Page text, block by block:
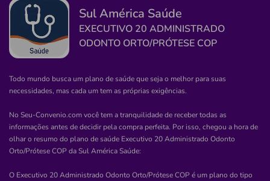
Clineoffice
DOM GIOCONDO-RIO BRANCO/AC
Rua Rio de Janeiro, 287, Dom Giocondo, Rio Branco -
AC, 69900312
Não possui pronto atendimento
(68)3026-7500
goncalves faria comercio
servicos
Clínica
Sul América Saúde
EXECUTIVO 20 ADMINISTRADO
ODONTO ORTO/PRÓTESE COP
Todo mundo busca um plano de saúde que seja o melhor para suas
necessidades, mas cada um tem as próprias exigências.
No Seu-Convenio.com você tem a tranquilidade de receber todas as
informações antes de decidir pela compra perfeita. Por isso, chegou a hora de
olhar o resumo do plano de saúde Executivo 20 Administrado Odonto
Orto/Prótese COP daSul América Saúde:
O Executivo 20 Administrado Odonto Orto/Prótese COP é um plano do tipo